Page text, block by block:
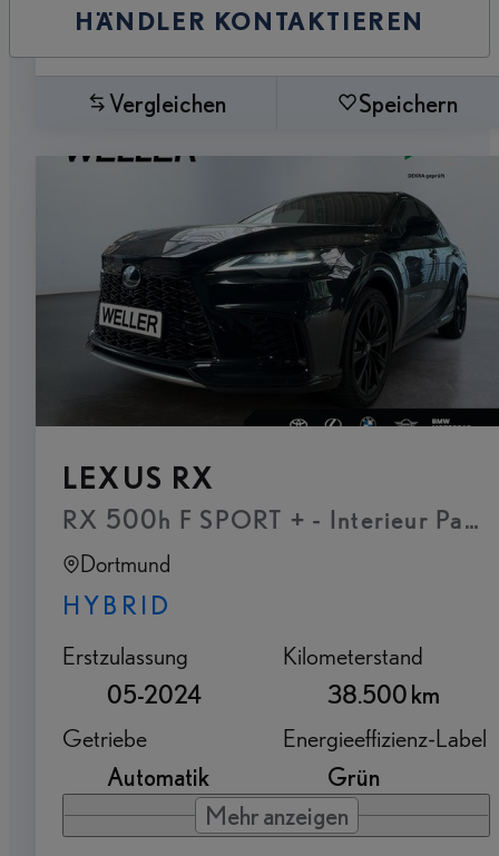
HÄNDLER KONTAKTIEREN
Vergleichen Speichern
LEXUS RX
RX 500h F SPORT + - Interieur
Dortmund
HYBRID
Erstzulassung
05-2024
Kilometerstand
38.500 km
Getriebe
Automatik
Energieeffizienz-Label
Grün
Mehr anzeigen